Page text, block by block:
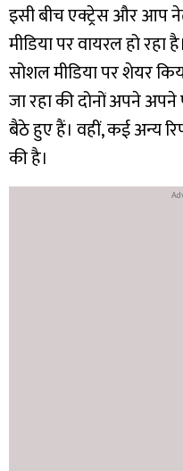
इसी बीच एक्ट्रेस और आप
मीडिया पर वायरल हो
सोशल मीडिया पर शेयर
जा रहा की दोनों अपने अपने
बैठे हुए हैं। वहीं, कई अन्य
की है।